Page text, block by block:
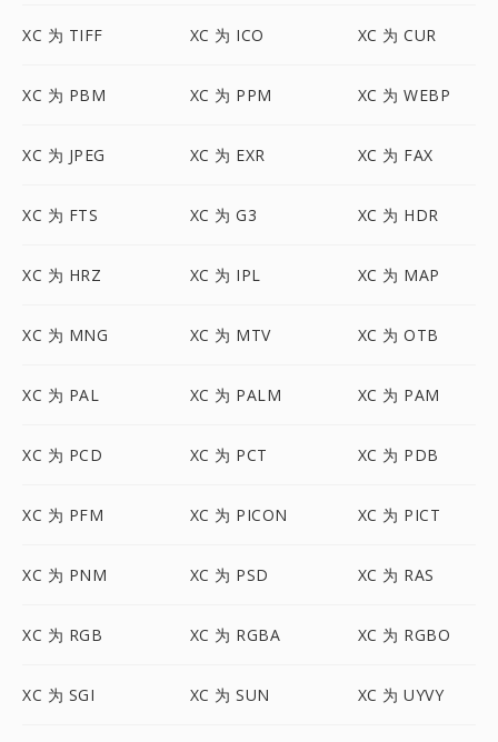
XC 为 TIFF XC 为 ICO XC 为 CUR
XC 为 PBM XC 为 PPM XC 为 WEBP
XC 为 JPEG XC 为 EXR XC 为 FAX
XC 为 FTS XC 为 G3 XC 为 HDR
XC 为 HRZ XC 为 IPL XC 为 MAP
XC 为 MNG XC 为 MTV XC 为 OTB
XC 为 PAL XC 为 PALM XC 为 PAM
XC 为 PCD XC 为 PCT XC 为 PDB
XC 为 PFM XC 为 PICON XC 为 PICT
XC 为 PNM XC 为 PSD XC 为 RAS
XC 为 RGB XC 为 RGBA XC 为 RGBO
XC 为 SGI XC 为 SUN XC 为 UYVY